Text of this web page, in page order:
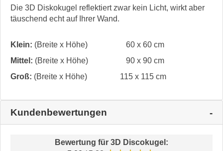
Die 3D Diskokugel reflektiert zwar kein Licht, wirkt aber
täuschend echt auf Ihrer Wand.
Klein: (Breite x Höhe)
60 x 60 cm
Mittel: (Breite x Höhe)
90 x 90 cm
Groß: (Breite x Höhe) 115 x 115 cm
Kundenbewertungen
Bewertung für 3D Discokugel :